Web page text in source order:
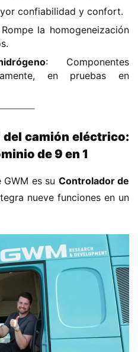
confiabilidad y confort.
la homogeneización
​: Componentes
en pruebas en
del camión eléctrico:
de 9 en 1​
es su ​Controlador de
nueve funciones en un